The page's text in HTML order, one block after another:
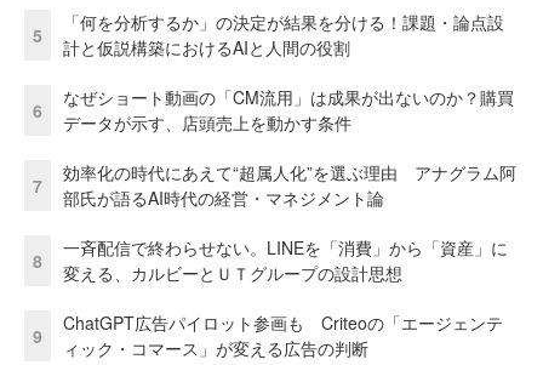
5
「何を分析するか」の決定が結果を分ける！課題・論点設
計と仮説構築におけるAIと人間の役割
6
なぜショート動画の「CM流用」は成果が出ないのか？購買
データが示す、店頭売上を動かす条件
7
効率化の時代にあえて“超属人化”を選ぶ理由 アナグラム阿
部氏が語るAI時代の経営・マネジメント論
8
一斉配信で終わらせない。LINEを「消費」から「資産」に
変える、カルビーとＵＴグループの設計思想
9
ChatGPT広告パイロット参画も Criteoの「エージェンテ
ィック・コマース」が変える広告の判断